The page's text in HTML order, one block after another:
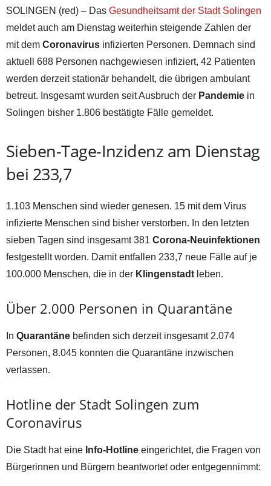
SOLINGEN (red) – Das Gesundheitsamt der Stadt Solingen
meldet auch am Dienstag weiterhin steigende Zahlen der
mit dem Coronavirus infizierten Personen. Demnach sind
aktuell 688 Personen nachgewiesen infiziert, 42 Patienten
werden derzeit stationär behandelt, die übrigen ambulant
betreut. Insgesamt wurden seit Ausbruch der Pandemie in
Solingen bisher 1.806 bestätigte Fälle gemeldet.
Sieben-Tage-Inzidenz am Dienstag
bei 233,7
1.103 Menschen sind wieder genesen. 15 mit dem Virus
infizierte Menschen sind bisher verstorben. In den letzten
sieben Tagen sind insgesamt 381 Corona-Neuinfektionen
festgestellt worden. Damit entfallen 233,7 neue Fälle auf je
100.000 Menschen, die in der Klingenstadt leben.
Über 2.000 Personen in Quarantäne
In Quarantäne befinden sich derzeit insgesamt 2.074
Personen, 8.045 konnten die Quarantäne inzwischen
verlassen.
Hotline der Stadt Solingen zum
Coronavirus
Die Stadt hat eine Info-Hotline eingerichtet, die Fragen von
Bürgerinnen und Bürgern beantwortet oder entgegennimmt: